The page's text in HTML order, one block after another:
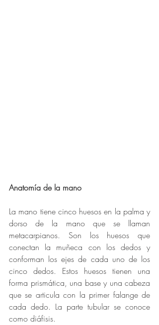
Anatomía de la mano
La mano tiene cinco huesos en la palma y
dorso de la mano que se llaman
metacarpianos. Son los huesos que
conectan la muñeca con los dedos y
conforman los ejes de cada uno de los
cinco dedos. Estos huesos tienen una
forma prismática, una base y una cabeza
que se articula con la primer falange de
cada dedo. La parte tubular se conoce
como diáfisis.